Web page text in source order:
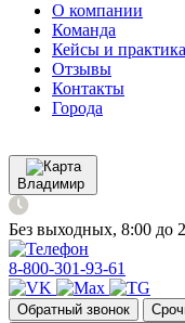
О компании
Команда
Кейсы и практика
Отзывы
Контакты
Города
Владимир
Без выходных, 8:00 до
8-800-301-93-61
Обратный звонок